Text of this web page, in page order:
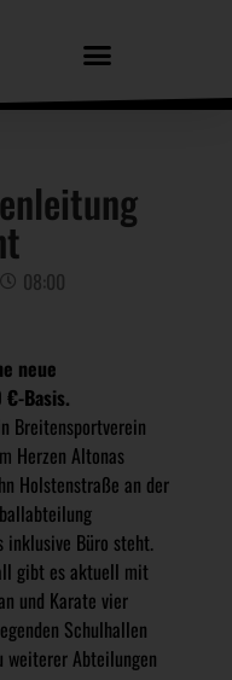
08:00
neue
Basis.
Breitensportverein
Herzen Altonas
Holstenstraße an der
inklusive Büro steht.
gibt es aktuell mit
und Karate vier
Schulhallen
weiterer Abteilungen